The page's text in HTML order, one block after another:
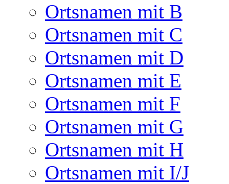
Ortsnamen mit B
Ortsnamen mit C
Ortsnamen mit D
Ortsnamen mit E
Ortsnamen mit F
Ortsnamen mit G
Ortsnamen mit H
Ortsnamen mit I/J